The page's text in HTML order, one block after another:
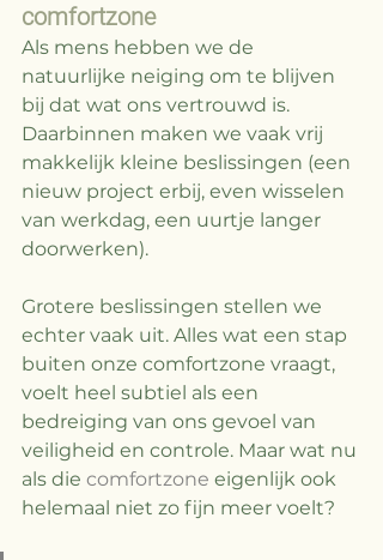
comfortzone
Als mens hebben we de
natuurlijke neiging om te blijven
bij dat wat ons vertrouwd is.
Daarbinnen maken we vaak vrij
makkelijk kleine beslissingen (een
nieuw project erbij, even wisselen
van werkdag, een uurtje langer
doorwerken).
Grotere beslissingen stellen we
echter vaak uit. Alles wat een stap
buiten onze comfortzone vraagt,
voelt heel subtiel als een
bedreiging van ons gevoel van
veiligheid en controle. Maar wat nu
als die comfortzone eigenlijk ook
helemaal niet zo fijn meer voelt?